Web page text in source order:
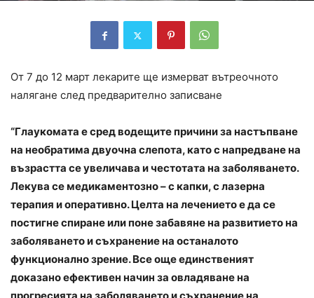
От 7 до 12 март лекарите ще измерват вътреочното
налягане след предварително записване
“Глаукомата е сред водещите причини за настъпване
на необратима двуочна слепота, като с напредване на
възрастта се увеличава и честотата на заболяването.
Лекува семедикаментозно– с капки, с лазерна
терапия и оперативно. Целта на лечението е да се
постигне спиране или поне забавяне на развитието на
заболяването и съхранение на останалото
функционално зрение. Все още единственият
доказано ефективен начин за овладяване на